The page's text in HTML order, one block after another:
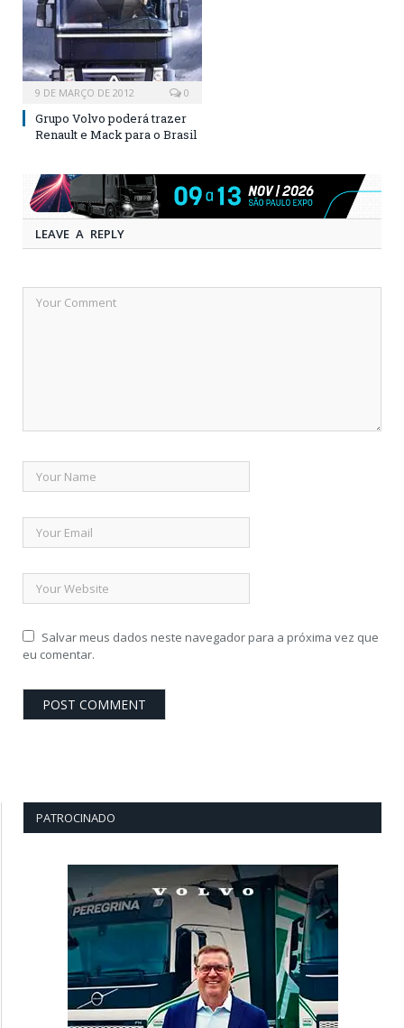
9 DE MARÇO DE 2012 0
Grupo Volvo poderá trazer
Renault e Mack para o Brasil
LEAVE A REPLY
Salvar meus dados neste navegador para a próxima vez que
eu comentar.
PATROCINADO